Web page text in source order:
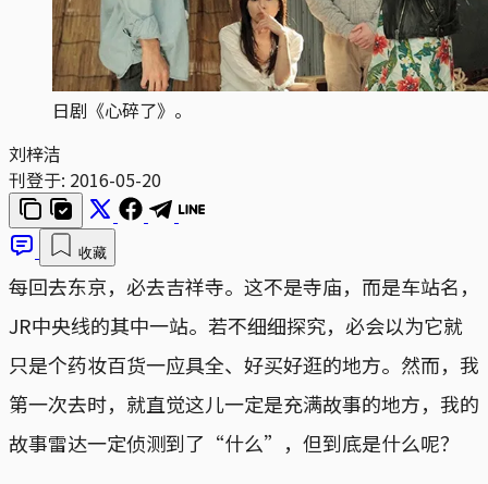
日剧《心碎了》。
刘梓洁
刊登于: 2016-05-20
收藏
每回去东京，必去吉祥寺。这不是寺庙，而是车站名，
JR中央线的其中一站。若不细细探究，必会以为它就
只是个药妆百货一应具全、好买好逛的地方。然而，我
第一次去时，就直觉这儿一定是充满故事的地方，我的
故事雷达一定侦测到了“什么”，但到底是什么呢？